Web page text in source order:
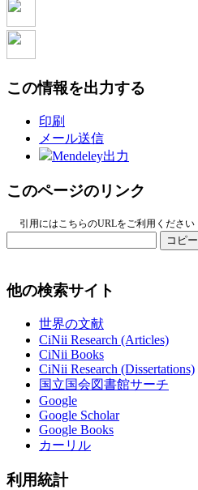
この情報を出力する
印刷
メール送信
Mendeley出力
このページのリンク
引用にはこちらのURLをご利用ください
コピー
他の検索サイト
世界の文献
CiNii Research (Articles)
CiNii Books
CiNii Research (Dissertations)
国立国会図書館サーチ
Google
Google Scholar
Google Books
カーリル
利用統計